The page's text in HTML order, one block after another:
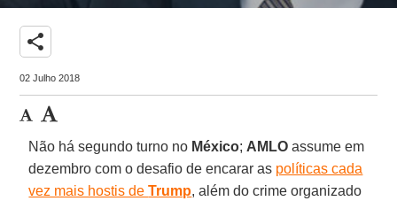
share
02 Julho 2018
Não há segundo turno no México; AMLO assume em
dezembro com o desafio de encarar as políticas cada
vez mais hostis deTrump, além do crime organizado